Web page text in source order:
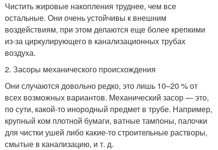
Чистить жировые накопления труднее, чем все
остальные. Они очень устойчивы к внешним
воздействиям, при этом делаются еще более крепкими
из-за циркулирующего в канализационных трубах
воздуха.
2. Засоры механического происхождения
Они случаются довольно редко, это лишь 10–20 % от
всех возможных вариантов. Механический засор — это,
по сути, какой-то инородный предмет в трубе. Например,
крупный ком плотной бумаги, ватные тампоны, палочки
для чистки ушей либо какие-то строительные растворы,
смытые в канализацию, и т. д.